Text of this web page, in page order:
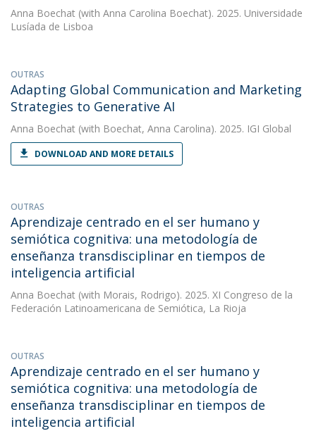
Anna Boechat (with Anna Carolina Boechat). 2025. Universidade
Lusíada de Lisboa
OUTRAS
Adapting Global Communication and Marketing
Strategies to Generative AI
Anna Boechat (with Boechat, Anna Carolina). 2025. IGI Global
DOWNLOAD AND MORE DETAILS
OUTRAS
Aprendizaje centrado en el ser humano y
semiótica cognitiva: una metodología de
enseñanza transdisciplinar en tiempos de
inteligencia artificial
Anna Boechat (with Morais, Rodrigo). 2025. XI Congreso de la
Federación Latinoamericana de Semiótica, La Rioja
OUTRAS
Aprendizaje centrado en el ser humano y
semiótica cognitiva: una metodología de
enseñanza transdisciplinar en tiempos de
inteligencia artificial